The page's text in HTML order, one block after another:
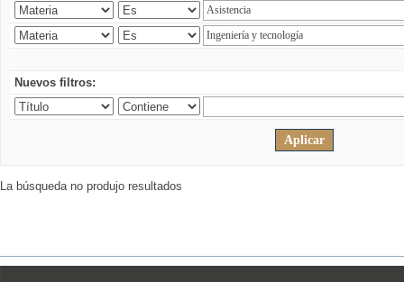
Nuevos filtros:
La búsqueda no produjo resultados